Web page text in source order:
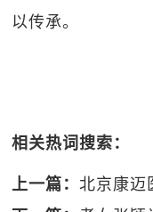
以传承。
相关热词搜索：
上一篇：北京康迈